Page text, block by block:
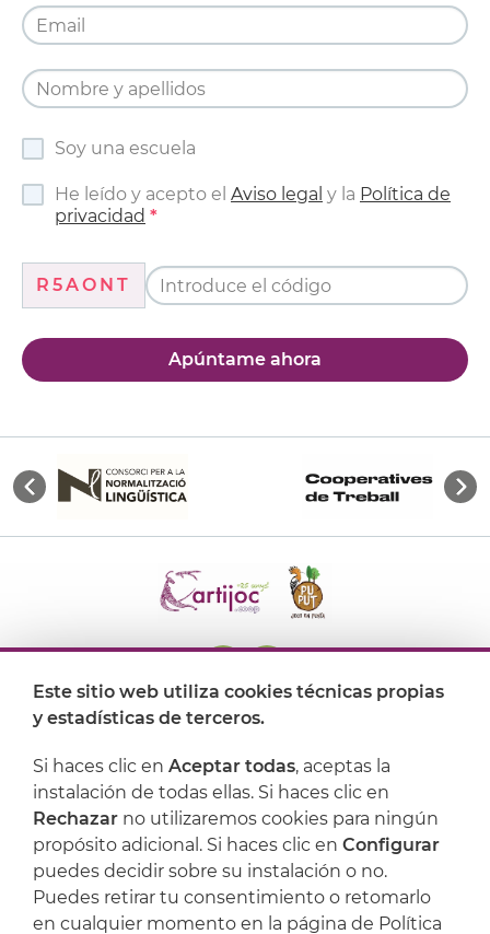
Soy una escuela
He leído y acepto el Aviso legal y la Política de
privacidad
R5AONT
Apúntame ahora
Dónde encontrarnos
Artijoc
Soporte
Este sitio web utiliza cookies técnicas propias
y estadísticas de terceros.
Si haces clic en Aceptar todas, aceptas la
instalación de todas ellas. Si haces clic en
Rechazar no utilizaremos cookies para ningún
propósito adicional. Si haces clic en Configurar
puedes decidir sobre su instalación o no.
Puedes retirar tu consentimiento o retomarlo
en cualquier momento en la página de Política